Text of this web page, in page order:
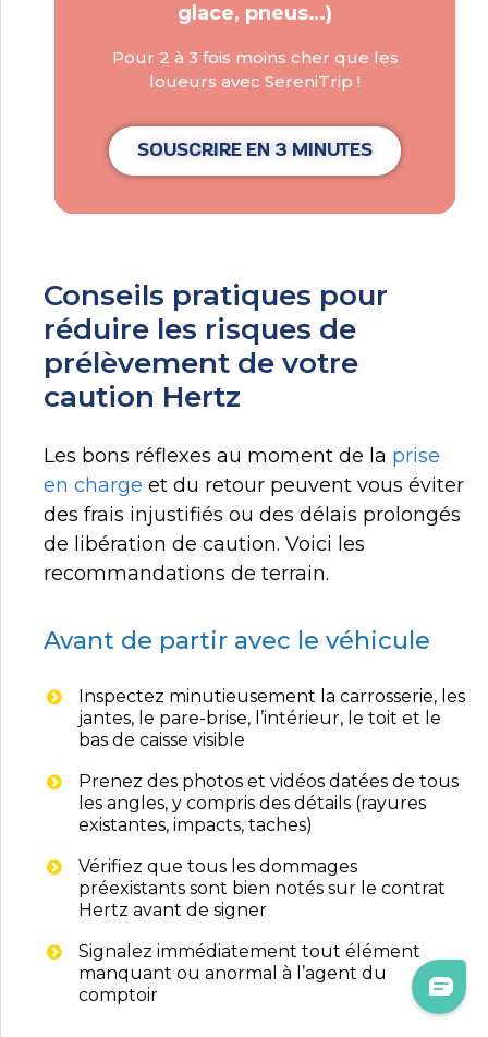
glace, pneus…)
Pour 2 à 3 fois moins cher que les
loueurs avec SereniTrip !
SOUSCRIRE EN 3 MINUTES
Conseils pratiques pour
réduire les risques de
prélèvement de votre
caution Hertz
Les bons réflexes au moment de la prise
en charge et du retour peuvent vous éviter
des frais injustifiés ou des délais prolongés
de libération de caution. Voici les
recommandations de terrain.
Avant de partir avec le véhicule
Inspectez minutieusement la carrosserie, les
jantes, le pare-brise, l’intérieur, le toit et le
bas de caisse visible
Prenez des photos et vidéos datées de tous
les angles, y compris des détails (rayures
existantes, impacts, taches)
Vérifiez que tous les dommages
préexistants sont bien notés sur le contrat
Hertz avant de signer
Signalez immédiatement tout élément
manquant ou anormal à l’agent du
comptoir